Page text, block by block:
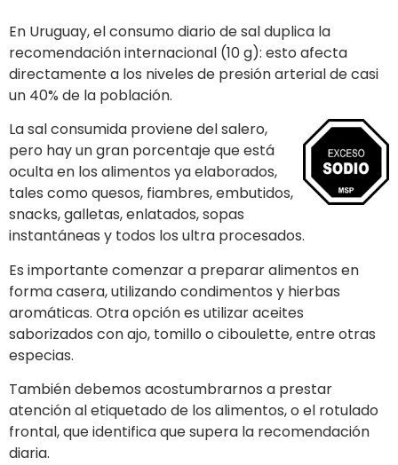
En Uruguay, el consumo diario de sal duplica la
recomendación internacional (10 g): esto afecta
directamente a los niveles de presión arterial de casi
un 40% de la población.
La sal consumida proviene del salero,
pero hay un gran porcentaje que está
oculta en los alimentos ya elaborados,
tales como quesos, fiambres, embutidos,
snacks, galletas, enlatados, sopas
instantáneas y todos los ultra procesados.
Es importante comenzar a preparar alimentos en
forma casera, utilizando condimentos y hierbas
aromáticas. Otra opción es utilizar aceites
saborizados con ajo, tomillo o ciboulette, entre otras
especias.
También debemos acostumbrarnos a prestar
atención al etiquetado de los alimentos, o el rotulado
frontal, que identifica que supera la recomendación
diaria.